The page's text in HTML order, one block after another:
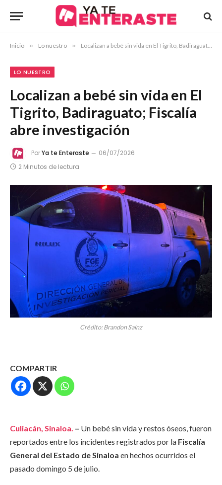
Inicio » Lo nuestro » Localizan a bebé sin vida en El Tigrito, Badiraguato; Fiscalía abre investigación
LO NUESTRO
Localizan a bebé sin vida en El
Tigrito, Badiraguato; Fiscalía
abre investigación
PorYa te Enteraste
06/07/2026
2 Minutos de lectura
Crédito: Brandon Sainz
COMPARTIR
Culiacán, Sinaloa. – Un bebé sin vida y restos óseos, fueron
reportados entre los incidentes registrados por la Fiscalía
General del Estado de Sinaloa en hechos ocurridos el
pasado domingo 5 de julio.